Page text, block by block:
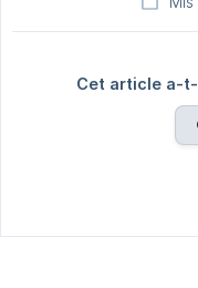
Cet article a-t-